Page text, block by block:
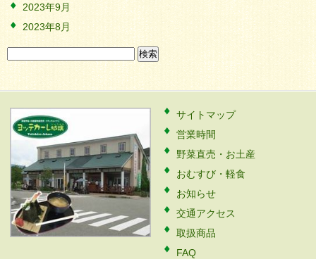
2023年9月
2023年8月
検
索:
サイトマップ
営業時間
野菜直売・お土産
おむすび・軽食
お知らせ
交通アクセス
取扱商品
FAQ